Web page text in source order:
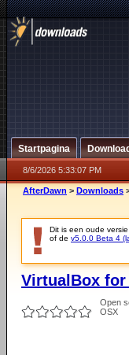
Startpagina
8/6/2026 5:33:07 PM
AfterDawn > Downloads
Dit is een oude
of de v5.0.0 Beta 4
VirtualBox for
Open
OSX